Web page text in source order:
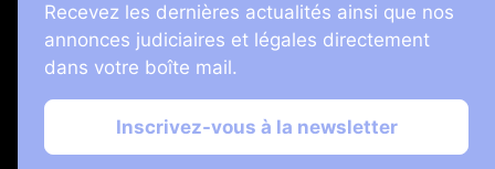
Recevez les dernières actualités ainsi que nos
annonces judiciaires et légales directement
dans votre boîte mail.
Inscrivez-vous à la newsletter